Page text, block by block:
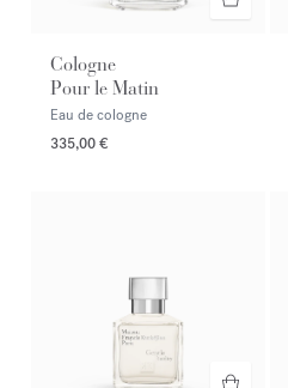
Cologne
Pour le Matin
Eau de cologne
335,00 €